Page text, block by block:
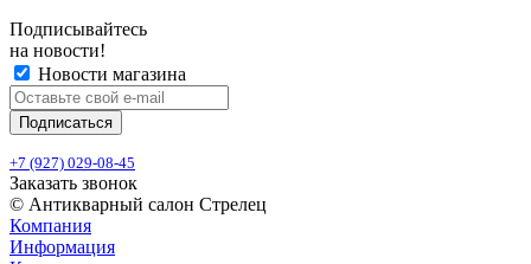
Подписывайтесь
на новости!
Новости магазина
+7 (927) 029-08-45
Заказать звонок
© Антикварный салон Стрелец
Компания
Информация